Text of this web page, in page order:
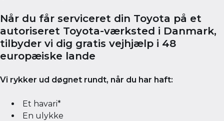
Når du får serviceret din Toyota på et
autoriseret Toyota-værksted i Danmark,
tilbyder vi dig gratis vejhjælp i 48
europæiske lande
Vi rykker ud døgnet rundt, når du har haft:
Et havari*
En ulykke